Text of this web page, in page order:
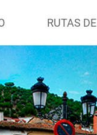
RUTAS